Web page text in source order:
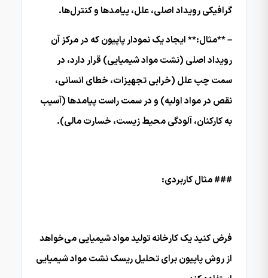
گرافیکی رویداد اصلی، علل، پیامدها و کنترل‌ها.
– **مثال:** ایجاد یک نمودار پاپیون که در مرکز آن
رویداد اصلی (نشت مواد شیمیایی) قرار دارد، در
سمت چپ علل (خرابی تجهیزات، خطای انسانی،
نقص در مواد اولیه) و در سمت راست پیامدها (آسیب
به کارکنان، آلودگی محیط زیست، خسارت مالی).
### مثال کاربردی:
فرض کنید یک کارخانه تولید مواد شیمیایی می‌خواهد
از روش پاپیون برای تحلیل ریسک نشت مواد شیمیایی